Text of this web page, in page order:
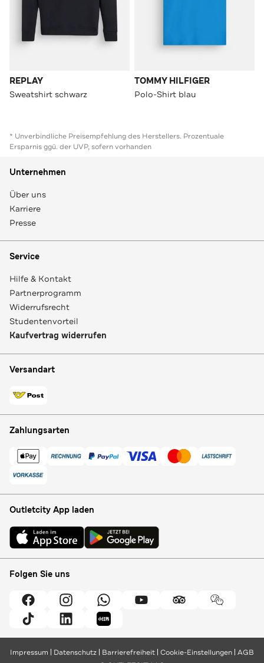
REPLAY
Sweatshirt schwarz
TOMMY HILFIGER
Polo-Shirt blau
* Unverbindliche Preisempfehlung des Herstellers. Prozentuale
Ersparnis ggü. der UVP, sofern vorhanden
Unternehmen
Über uns
Karriere
Presse
Service
Hilfe & Kontakt
Partnerprogramm
Widerrufsrecht
Studentenvorteil
Kaufvertrag widerrufen
Versandart
Zahlungsarten
Outletcity App laden
Folgen Sie uns
Impressum Datenschutz Barrierefreiheit Cookie-Einstellungen AGB